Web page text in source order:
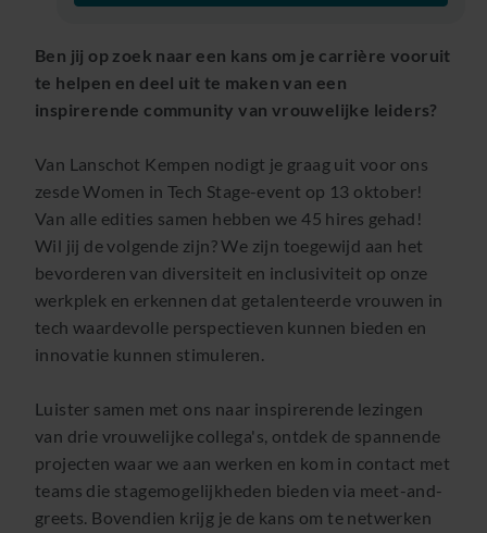
Ben jij op zoek naar een kans om je carrière vooruit
te helpen en deel uit te maken van een
inspirerende community van vrouwelijke leiders?
Van Lanschot Kempen nodigt je graag uit voor ons
zesde Women in Tech Stage-event op 13 oktober!
Van alle edities samen hebben we 45 hires gehad!
Wil jij de volgende zijn? We zijn toegewijd aan het
bevorderen van diversiteit en inclusiviteit op onze
werkplek en erkennen dat getalenteerde vrouwen in
tech waardevolle perspectieven kunnen bieden en
innovatie kunnen stimuleren.
Luister samen met ons naar inspirerende lezingen
van drie vrouwelijke collega's, ontdek de spannende
projecten waar we aan werken en kom in contact met
teams die stagemogelijkheden bieden via meet-and-
greets. Bovendien krijg je de kans om te netwerken